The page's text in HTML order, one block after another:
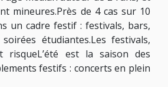
mineures.Près de 4 cas sur 10
un cadre festif : festivals, bars,
étudiantes.Les festivals,
est la saison des
festifs : concerts en plein